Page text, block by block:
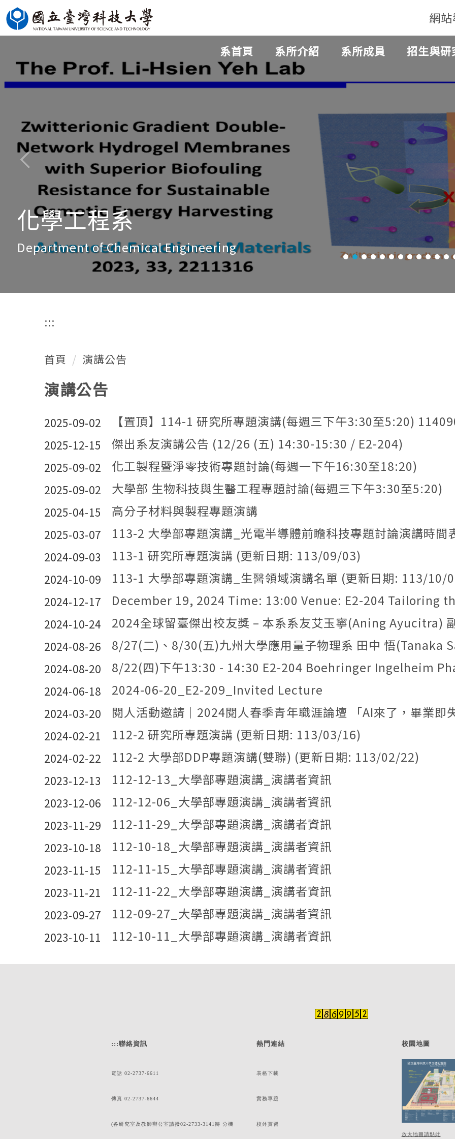
跳
到
容
網
系首頁 系所介紹 系所成員 招生與研
化學工程系
Department of Chemical Engineering
:::
首頁 演講公告
演講公告
2025-09-02 【置頂】114-1 研究所專題演講(每週三下午3:30至5:20)
2025-12-15 傑出系友演講公告 (12/26 (五) 14:30-15:30 / E2-204)
2025-09-02 化工製程暨淨零技術專題討論(每週一下午16:30至18:20)
2025-09-02 大學部 生物科技與生醫工程專題討論(每週三下午3:30至5:20)
2025-04-15 高分子材料與製程專題演講
2025-03-07 113-2 大學部專題演講_光電半導體前瞻科技專題討論演講時
2024-09-03 113-1 研究所專題演講 (更新日期: 113/09/03)
2024-10-09 113-1 大學部專題演講_生醫領域演講名單 (更新日期: 113/10/
2024-12-17 December 19, 2024 Time: 13:00 Venue: E2-204 Tailoring the Polymeric Nanoparticles for Rubber
2024-10-24 2024全球留臺傑出校友獎 – 本系系友艾玉寧(Aning Ayucitra) 副校長來訪演講
2024-08-26 8/27(二)、8/30(五)九州大學應用量子物理系 田中 悟(Tanaka Satoru) 教授演講：
2024-08-20 8/22(四)下午13:30 - 14:30 E2-204 Boehringer Ingelheim
2024-06-18 2024-06-20_E2-209_Invited Lecture
2024-03-20 閱人活動邀請｜2024閱人春季青年職涯論壇 「AI來了，畢業即失業？說好的百萬年
2024-02-21 112-2 研究所專題演講 (更新日期: 113/03/16)
2024-02-22 112-2 大學部DDP專題演講(雙聯) (更新日期: 113/02/22)
2023-12-13 112-12-13_大學部專題演講_演講者資訊
2023-12-06 112-12-06_大學部專題演講_演講者資訊
2023-11-29 112-11-29_大學部專題演講_演講者資訊
2023-10-18 112-10-18_大學部專題演講_演講者資訊
2023-11-15 112-11-15_大學部專題演講_演講者資訊
2023-11-21 112-11-22_大學部專題演講_演講者資訊
2023-09-27 112-09-27_大學部專題演講_演講者資訊
2023-10-11 112-10-11_大學部專題演講_演講者資訊
:::聯絡資訊
電話 02-2737-6611
傳真 02-2737-6644
(各研究室及教師辦公室請撥02-2733-3141轉 分機
熱門連結
表格下載
實務專題
校外實習
校園地圖
放大地圖請點此